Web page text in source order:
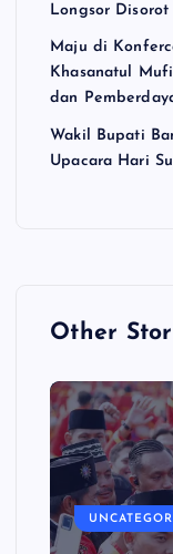
Longsor Disorot
Maju di
Khasanatul
dan
Wakil Bupati
Upacara Hari
Other